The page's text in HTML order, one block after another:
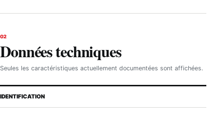
02
Données techniques
Seules les caractéristiques actuellement documentées sont affichées.
IDENTIFICATION